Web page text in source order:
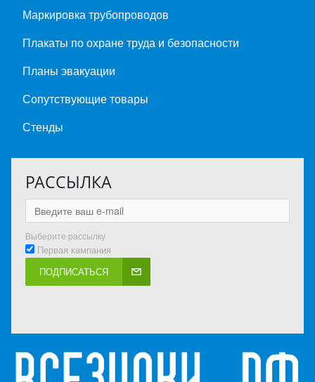
Маркировка трубопроводов
Плакаты по охране труда и безопасности
Планы эвакуации
Сопутствующие товары
Стенды
РАССЫЛКА
Выберите рассылку
Первая кампания
ПОДПИСАТЬСЯ